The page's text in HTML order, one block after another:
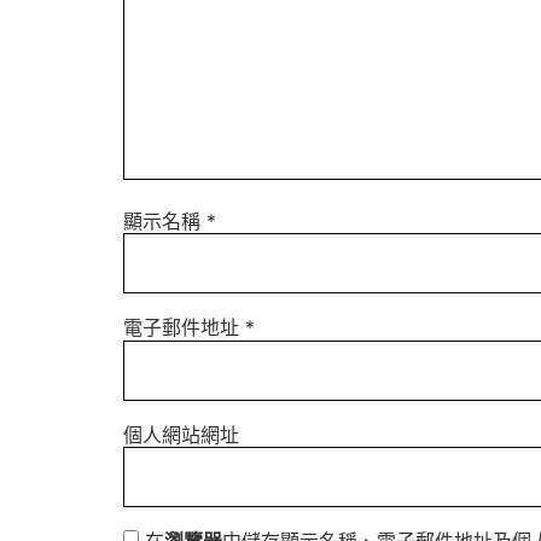
顯示名稱 *
電子郵件地址 *
個人網站網址